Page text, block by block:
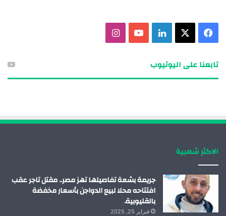
تابعنا على اليوتيوب
الاكثر شعبية
جريمة بشعة تفاصيلها تهز مصر.. مقتل تاجر عقب
افتتاحه محلا لبيع الدواجن بأسعار مخفضة
بالقليوبية.
فبراير 25, 2025